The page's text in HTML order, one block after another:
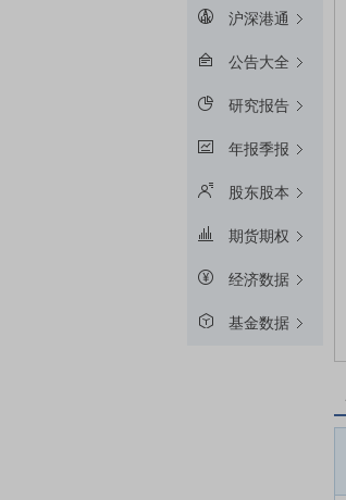
沪深港通
公告大全
研究报告
年报季报
股东股本
期货期权
经济数据
基金数据